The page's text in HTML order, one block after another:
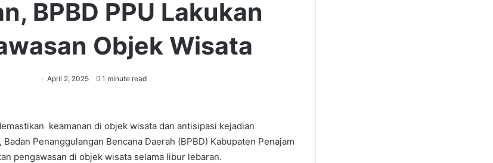
BPBD PPU Lakukan
Objek Wisata
April 2, 2025 1 minute read
keamanan di objek wisata dan antisipasi kejadian
Penanggulangan Bencana Daerah (BPBD) Kabupaten Penajam
pengawasan di objek wisata selama libur lebaran.